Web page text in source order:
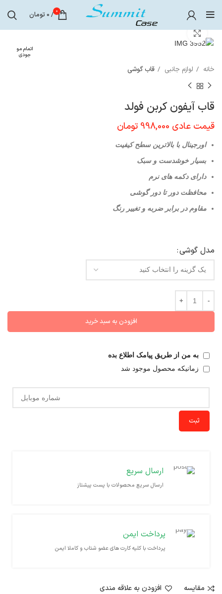
0
/
0 تومان
اتمام مو
جودی
خانه لوازم جانبی قاب گوشی
قاب آیفون کربن فولد
قیمت عادی 998,000 تومان
اورجینال با بالاترین سطح کیفیت
بسیار خوشدست و سبک
دارای دکمه های نرم
محافظت دور تا دور گوشی
مقاوم در برابر ضربه و تغییر رنگ
مدل گوشی
افزودن به سبد خرید
به من از طریق پیامک اطلاع بده
زمانیکه محصول موجود شد
ثبت
ارسال سریع
ارسال سریع محصولات با پست پیشتاز
پرداخت ایمن
پرداخت با کلیه کارت های عضو شتاب و کاملا ایمن
مقايسه افزودن به علاقه مندی